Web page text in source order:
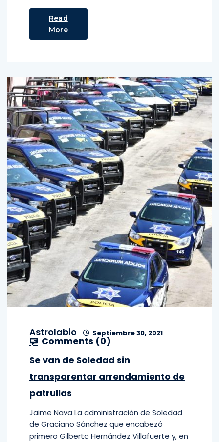
Read
More
Astrolabio Septiembre 30, 2021
Comments (0)
Se van de Soledad sin
transparentar arrendamiento de
patrullas
Jaime Nava La administración de Soledad
de Graciano Sánchez que encabezó
primero Gilberto Hernández Villafuerte y, en